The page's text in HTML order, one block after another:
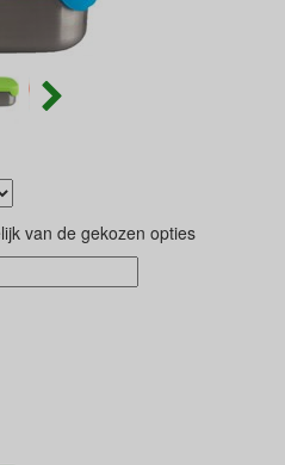
van de gekozen opties